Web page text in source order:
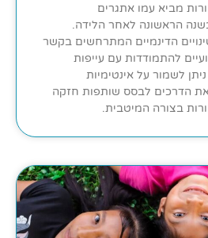
מביא עמו אתגרים
הראשונה לאחר הלידה.
הדינמיים המתרחשים בקשר
להתמודדות עם עייפות
לשמור על אינטימיות
הדרכים לבסס שותפות חזקה
בצורה המיטבית.